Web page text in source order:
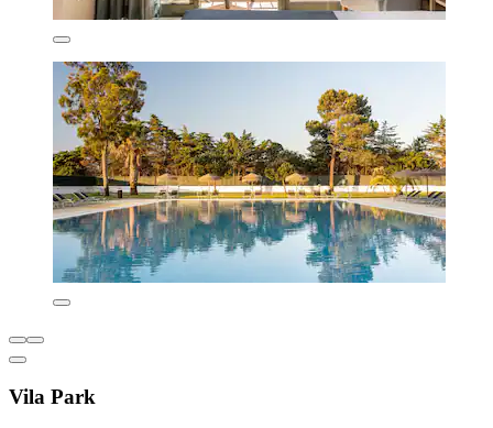
Vila Park